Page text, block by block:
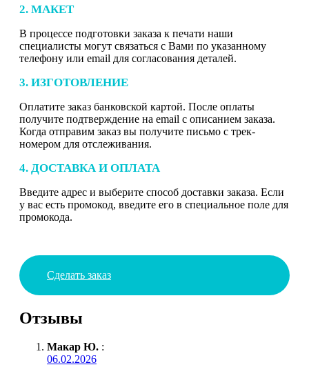
2. МАКЕТ
В процессе подготовки заказа к печати наши
специалисты могут связаться с Вами по указанному
телефону или email для согласования деталей.
3. ИЗГОТОВЛЕНИЕ
Оплатите заказ банковской картой. После оплаты
получите подтверждение на email с описанием заказа.
Когда отправим заказ вы получите письмо с трек-
номером для отслеживания.
4. ДОСТАВКА И ОПЛАТА
Введите адрес и выберите способ доставки заказа. Если
у вас есть промокод, введите его в специальное поле для
промокода.
Сделать заказ
Отзывы
Макар Ю. :
06.02.2026